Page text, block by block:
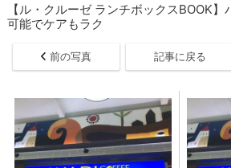
【ル・クルーゼ ランチボックスBOOK
可能でケアもラク
前の写真 記事に戻る